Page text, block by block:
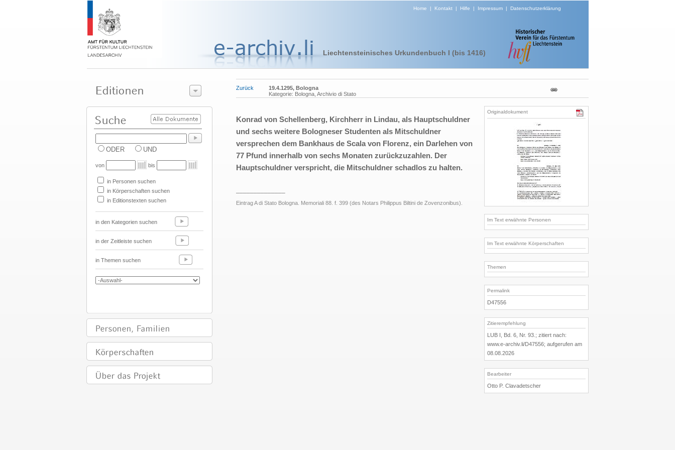
Home | Kontakt| Hilfe | Impressum| Datenschutzerklärung
Liechtensteinisches Urkundenbuch I (bis 1416)
ODER UND
von bis
in Personen suchen
in Körperschaften suchen
in Editionstexten suchen
in den Kategorien suchen
in der Zeitleiste suchen
in Themen suchen
Zurück
19.4.1295, Bologna
Kategorie: Bologna, Archivio di Stato
Konrad von Schellenberg, Kirchherr in Lindau, als Hauptschuldner
und sechs weitere Bologneser Studenten als Mitschuldner
versprechen dem Bankhaus de Scala von Florenz, ein Darlehen von
77 Pfund innerhalb von sechs Monaten zurückzuzahlen. Der
Hauptschuldner verspricht, die Mitschuldner schadlos zu halten.
Eintrag A di Stato Bologna. Memoriali 88. f. 399 (des Notars Philippus Biltini de Zovenzonibus).
Originaldokument
Im Text erwähnte Personen
Im Text erwähnte Körperschaften
Themen
Permalink
D47556
Zitierempfehlung
LUB I, Bd. 6, Nr. 93.; zitiert nach:
www.e-archiv.li/D47556; aufgerufen am
08.08.2026
Bearbeiter
Otto P. Clavadetscher